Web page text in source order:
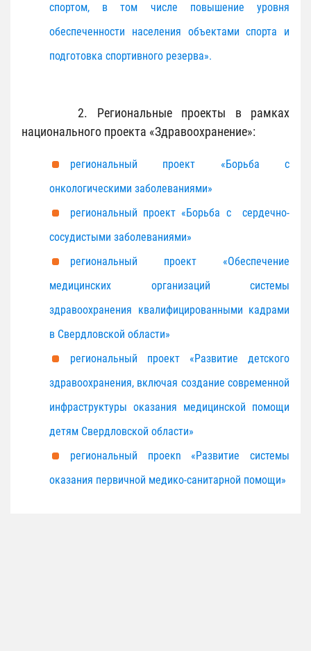
спортом, в том числе повышение уровня
обеспеченности населения объектами спорта и
подготовка спортивного резерва».
2. Региональные проекты в рамках
национального проекта «Здравоохранение»:
региональный проект «Борьба с
онкологическими заболеваниями»
региональный проект «Борьба с сердечно-
сосудистыми заболеваниями»
региональный проект «Обеспечение
медицинских организаций системы
здравоохранения квалифицированными кадрами
в Свердловской области»
региональный проект «Развитие детского
здравоохранения, включая создание современной
инфраструктуры оказания медицинской помощи
детям Свердловской области»
региональный проекn «Развитие системы
оказания первичной медико-санитарной помощи»